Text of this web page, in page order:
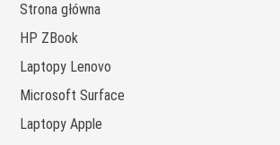
Strona główna
HP ZBook
Laptopy Lenovo
Microsoft Surface
Laptopy Apple